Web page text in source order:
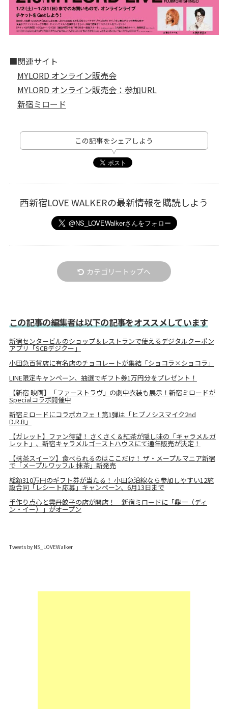
■関連サイト
MYLORD オンライン販売会
MYLORD オンライン販売会：参加URL
新宿ミロード
この記事をシェアしよう
西新宿LOVE WALKERの最新情報を購読しよう
カテゴリートップへ
この記事の編集者は以下の記事をオススメしています
新宿センタービルのショップ＆レストランで使えるデジタルクーポン
アプリ「SCBデジクー」
小田急百貨店に有名店のチョコレートが集結「ショコラ×ショコラ」
LINE限定キャンペーン、抽選でギフト券1万円分をプレゼント！
【新宿 映画】「ファーストラヴ」の劇中衣装も展示！新宿ミロードが
Specialコラボ開催中
新宿ミロードにコラボカフェ！第1弾は「ヒプノシスマイク2nd
D.R.B」
【ガレット】ファン待望！ さくさく＆紅茶が隠し味の「キャラメルガ
レット」、新宿キャラメルゴーストハウスにて通年販売が決定！
【抹茶スイーツ】食べられるのはここだけ！ ザ・メープルマニア新宿
で「メープルワッフル 抹茶」新発売
総額310万円のギフト券が当たる！ 小田急沿線なら参加しやすい12施
設合同「レシート応募」キャンペーン、6月13日まで
手作り点心と雲丹餃子の店が開店！ 新宿ミロードに「鼎一（ディ
ン・イー）」がオープン
Tweets by NS_LOVEWalker